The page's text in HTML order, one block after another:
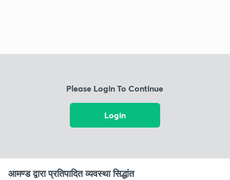
Please Login To Continue
Login
आमण्ड द्वारा प्रतिपादित व्यवस्था सिद्धांत